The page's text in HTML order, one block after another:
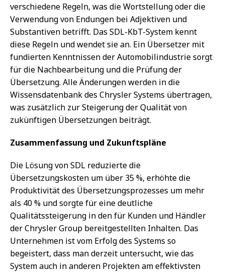
verschiedene Regeln, was die Wortstellung oder die
Verwendung von Endungen bei Adjektiven und
Substantiven betrifft. Das SDL-KbT-System kennt
diese Regeln und wendet sie an. Ein Übersetzer mit
fundierten Kenntnissen der Automobilindustrie sorgt
für die Nachbearbeitung und die Prüfung der
Übersetzung. Alle Änderungen werden in die
Wissensdatenbank des Chrysler Systems übertragen,
was zusätzlich zur Steigerung der Qualität von
zukünftigen Übersetzungen beiträgt.
Zusammenfassung und Zukunftspläne
Die Lösung von SDL reduzierte die
Übersetzungskosten um über 35 %, erhöhte die
Produktivität des Übersetzungsprozesses um mehr
als 40 % und sorgte für eine deutliche
Qualitätssteigerung in den für Kunden und Händler
der Chrysler Group bereitgestellten Inhalten. Das
Unternehmen ist vom Erfolg des Systems so
begeistert, dass man derzeit untersucht, wie das
System auch in anderen Projekten am effektivsten